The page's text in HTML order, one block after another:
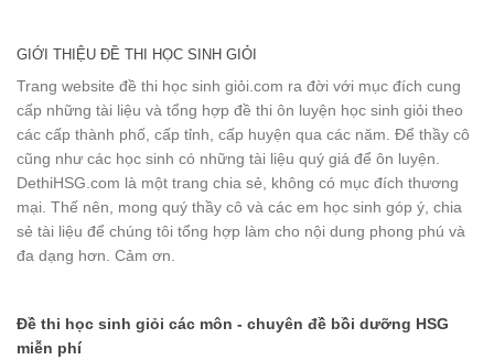
GIỚI THIỆU ĐỀ THI HỌC SINH GIỎI
Trang website đề thi học sinh giỏi.com ra đời với mục đích cung
cấp những tài liệu và tổng hợp đề thi ôn luyện học sinh giỏi theo
các cấp thành phố, cấp tỉnh, cấp huyện qua các năm. Để thầy cô
cũng như các học sinh có những tài liệu quý giá để ôn luyện.
DethiHSG.com là một trang chia sẻ, không có mục đích thương
mại. Thế nên, mong quý thầy cô và các em học sinh góp ý, chia
sẻ tài liệu để chúng tôi tổng hợp làm cho nội dung phong phú và
đa dạng hơn. Cảm ơn.
Đề thi học sinh giỏi các môn - chuyên đề bồi dưỡng HSG
miễn phí